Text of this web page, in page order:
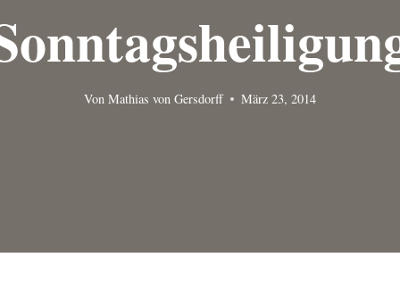
Von Mathias von Gersdorff März 23, 2014